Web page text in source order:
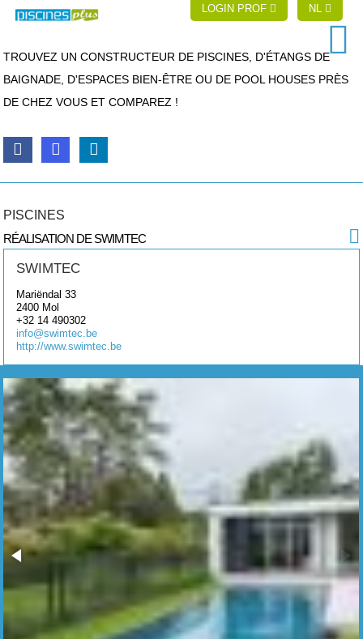
LOGIN PROF NL
TROUVEZ UN CONSTRUCTEUR DE PISCINES, D'ÉTANGS DE
BAIGNADE, D'ESPACES BIEN-ÊTRE OU DE POOL HOUSES PRÈS
DE CHEZ VOUS ET COMPAREZ !
PISCINES
RÉALISATION DE SWIMTEC
SWIMTEC
Mariëndal 33
2400 Mol
+32 14 490302
info@swimtec.be
http://www.swimtec.be